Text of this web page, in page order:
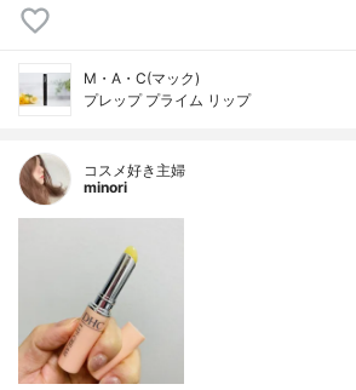
M・A・C(マック)
プレップ プライム リップ
コスメ好き主婦
minori